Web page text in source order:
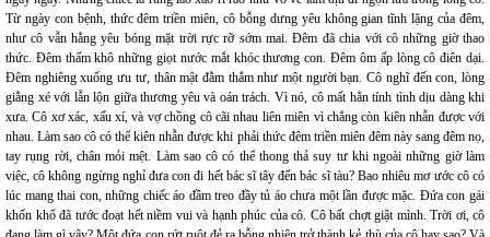
Từ ngày con bệnh, thức đêm triền miên, cô bỗng dưng yêu không gian tĩnh lặng của đêm,
như cô vẫn hằng yêu bóng mặt trời rực rỡ sớm mai. Đêm đã chia với cô những giờ thao
thức. Đêm thấm khô những giọt nước mắt khóc thương con. Đêm ôm ấp lòng cô điên dại.
Đêm nghiêng xuống ưu tư, thân mật đằm thắm như một người bạn. Cô nghĩ đến con, lòng
giằng xé với lẫn lộn giữa thương yêu và oán trách. Vì nó, cô mất hẳn tính tình dịu dàng khi
xưa. Cô xơ xác, xấu xí, và vợ chồng cô cãi nhau liên miên vì chẳng còn kiên nhẫn được với
nhau. Làm sao cô có thể kiên nhẫn được khi phải thức đêm triền miên đêm này sang đêm nọ,
tay rụng rời, chân mỏi mệt. Làm sao cô có thể thong thả suy tư khi ngoài những giờ làm
việc, cô không ngừng nghỉ đưa con đi hết bác sĩ tây đến bác sĩ tàu? Bao nhiêu mơ ước cô có
lúc mang thai con, những chiếc áo đầm treo đầy tủ áo chưa một lần được mặc. Đứa con gái
khốn khổ đã tước đoạt hết niềm vui và hạnh phúc của cô. Cô bất chợt giật mình. Trời ơi, cô